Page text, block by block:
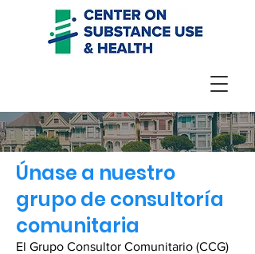
Únase a nuestro
grupo de consultoría
comunitaria
El Grupo Consultor Comunitario (CCG)